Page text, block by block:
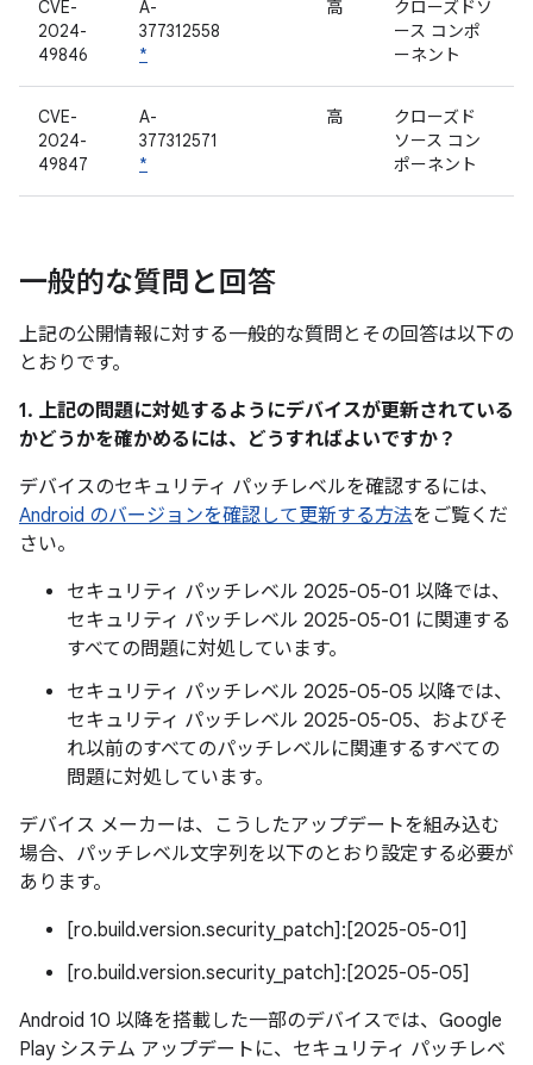
CVE-
2024-
49846
A-
377312558
*
高
クローズドソ
ース コンポ
ーネント
CVE-
2024-
49847
A-
377312571
*
高
クローズド
ソース コン
ポーネント
一般的な質問と回答
上記の公開情報に対する一般的な質問とその回答は以下の
とおりです。
1. 上記の問題に対処するようにデバイスが更新されている
かどうかを確かめるには、どうすればよいですか？
デバイスのセキュリティ パッチレベルを確認するには、
Android のバージョンを確認して更新する方法をご覧くだ
さい。
セキュリティ パッチレベル 2025-05-01 以降では、
セキュリティ パッチレベル 2025-05-01 に関連する
すべての問題に対処しています。
セキュリティ パッチレベル 2025-05-05 以降では、
セキュリティ パッチレベル 2025-05-05、およびそ
れ以前のすべてのパッチレベルに関連するすべての
問題に対処しています。
デバイス メーカーは、こうしたアップデートを組み込む
場合、パッチレベル文字列を以下のとおり設定する必要が
あります。
[ro.build.version.security_patch]:[2025-05-01]
[ro.build.version.security_patch]:[2025-05-05]
Android 10 以降を搭載した一部のデバイスでは、Google
Play システム アップデートに、セキュリティ パッチレベ